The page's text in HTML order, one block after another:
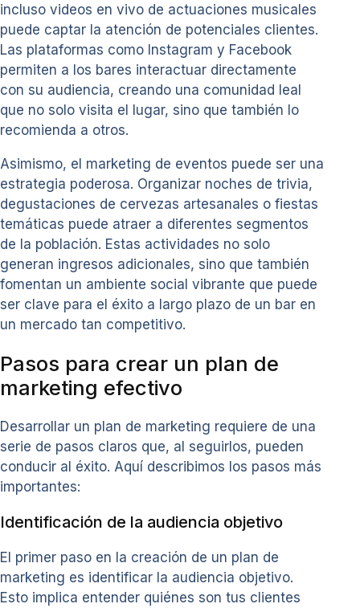
incluso videos en vivo de actuaciones musicales
puede captar la atención de potenciales clientes.
Las plataformas como Instagram y Facebook
permiten a los bares interactuar directamente
con su audiencia, creando una comunidad leal
que no solo visita el lugar, sino que también lo
recomienda a otros.
Asimismo, el marketing de eventos puede ser una
estrategia poderosa. Organizar noches de trivia,
degustaciones de cervezas artesanales o fiestas
temáticas puede atraer a diferentes segmentos
de la población. Estas actividades no solo
generan ingresos adicionales, sino que también
fomentan un ambiente social vibrante que puede
ser clave para el éxito a largo plazo de un bar en
un mercado tan competitivo.
Pasos para crear un plan de
marketing efectivo
Desarrollar un plan de marketing requiere de una
serie de pasos claros que, al seguirlos, pueden
conducir al éxito. Aquí describimos los pasos más
importantes:
Identificación de la audiencia objetivo
El primer paso en la creación de un plan de
marketing es identificar la audiencia objetivo.
Esto implica entender quiénes son tus clientes